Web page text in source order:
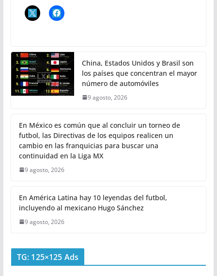
China, Estados Unidos y Brasil son
los países que concentran el mayor
número de automóviles
9 agosto, 2026
En México es común que al concluir un torneo de
futbol, las Directivas de los equipos realicen un
cambio en las franquicias para buscar una
continuidad en la Liga MX
9 agosto, 2026
En América Latina hay 10 leyendas del futbol,
incluyendo al mexicano Hugo Sánchez
9 agosto, 2026
TG: 125×125 Ads